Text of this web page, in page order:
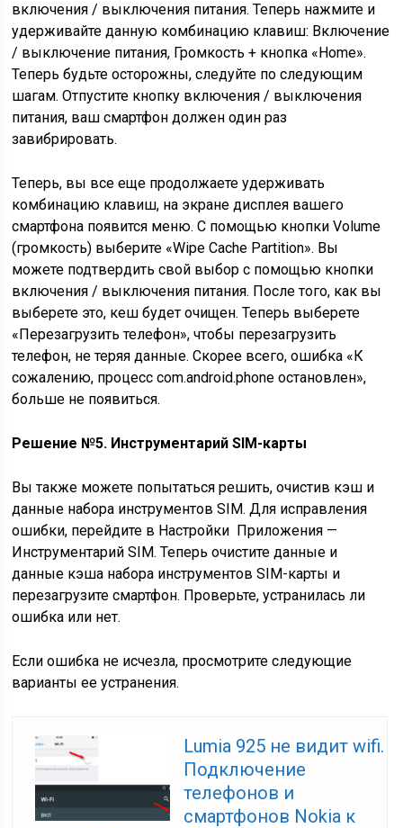
включения / выключения питания. Теперь нажмите и
удерживайте данную комбинацию клавиш: Включение
/ выключение питания, Громкость + кнопка «Home».
Теперь будьте осторожны, следуйте по следующим
шагам. Отпустите кнопку включения / выключения
питания, ваш смартфон должен один раз
завибрировать.
Теперь, вы все еще продолжаете удерживать
комбинацию клавиш, на экране дисплея вашего
смартфона появится меню. С помощью кнопки Volume
(громкость) выберите «Wipe Cache Partition». Вы
можете подтвердить свой выбор с помощью кнопки
включения / выключения питания. После того, как вы
выберете это, кеш будет очищен. Теперь выберете
«Перезагрузить телефон», чтобы перезагрузить
телефон, не теряя данные. Скорее всего, ошибка «К
сожалению, процесс com.android.phone остановлен»,
больше не появиться.
Решение №5. Инструментарий SIM-карты
Вы также можете попытаться решить, очистив кэш и
данные набора инструментов SIM. Для исправления
ошибки, перейдите в Настройки Приложения —
Инструментарий SIM. Теперь очистите данные и
данные кэша набора инструментов SIM-карты и
перезагрузите смартфон. Проверьте, устранилась ли
ошибка или нет.
Если ошибка не исчезла, просмотрите следующие
варианты ее устранения.
Lumia 925 не видит wifi.
Подключение
телефонов и
смартфонов Nokia к